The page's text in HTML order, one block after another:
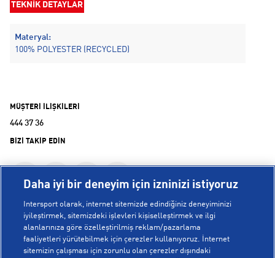
TEKNİK DETAYLAR
Materyal:
100% POLYESTER (RECYCLED)
MÜŞTERİ İLİŞKİLERİ
444 37 36
BİZİ TAKİP EDİN
KURUMSAL
Daha iyi bir deneyim için izninizi istiyoruz
Intersport olarak, internet sitemizde edindiğiniz deneyiminizi
iyileştirmek, sitemizdeki işlevleri kişiselleştirmek ve ilgi
alanlarınıza göre özelleştirilmiş reklam/pazarlama
faaliyetleri yürütebilmek için çerezler kullanıyoruz. İnternet
sitemizin çalışması için zorunlu olan çerezler dışındaki